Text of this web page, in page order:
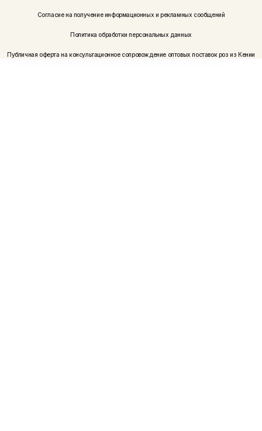
Согласие на получение информационных и рекламных сообщений
Политика обработки персональных данных
Публичная оферта на консультационное сопровождение оптовых поставок роз из Кении